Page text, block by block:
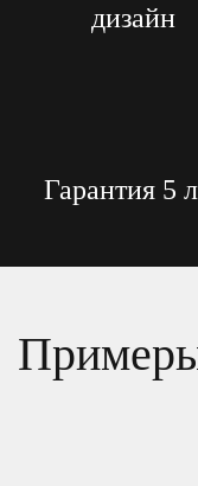
дизайн
Гарантия 5